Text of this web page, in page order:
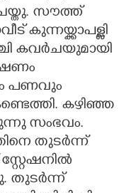
സൗത്ത്
കുന്നയ്ക്കാപള്ളി
കവർചയുമായി
പണവും
കഴിഞ്ഞ
സംഭവം.
തുടർന്ന്
തുടർന്ന്